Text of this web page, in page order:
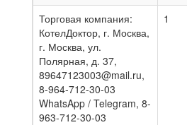
Торговая компания:
КотелДоктор, г. Москва,
г. Москва, ул.
Полярная, д. 37,
89647123003@mail.ru,
8-964-712-30-03
WhatsApp / Telegram, 8-
963-712-30-03
1